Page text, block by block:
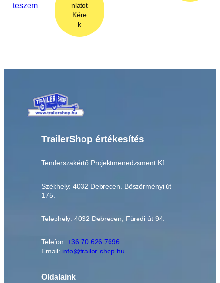
teszem
nlatot
Kére
k
TrailerShop értékesítés
Tenderszakértő Projektmenedzsment Kft.
Székhely: 4032 Debrecen, Böszörményi út
175.
Telephely: 4032 Debrecen, Füredi út 94.
Telefon:+36 70 626 7696
Email: info@trailer-shop.hu
Oldalaink